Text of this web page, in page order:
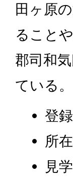
田ヶ原
ること
郡司和
ている。
登
所
見